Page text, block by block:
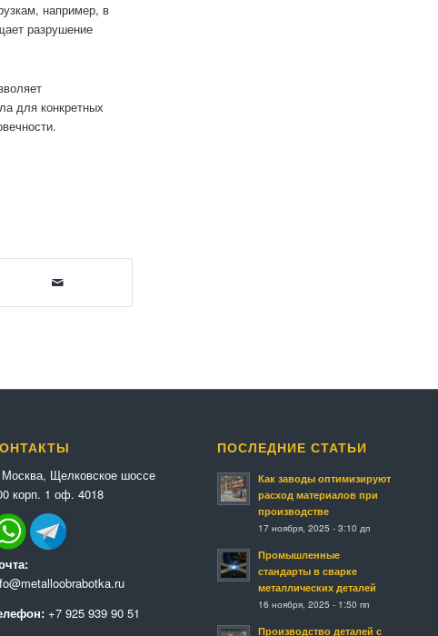
например, в
разрушение
для конкретных
Москва, Щелковское шоссе
корп. 1 оф. 4018
+7 925 939 90 51
ПОСЛЕДНИЕ СТАТЬИ
Как заводы оптимизируют
расход материалов при
производстве
17 ноября, 2025 - 3:10 дп
Промышленные
стандарты в сварке
металлических деталей
16 ноября, 2025 - 1:50 пп
Производство деталей с